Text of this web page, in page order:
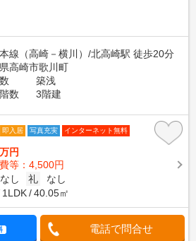
線（高崎－横川）/北高崎駅 徒歩20分
高崎市歌川町
築浅
数
3階建
即入居 写真充実 インターネット無料
万円
等：4,500円
なし 礼
なし
1LDK 40.05㎡
電話で問合せ